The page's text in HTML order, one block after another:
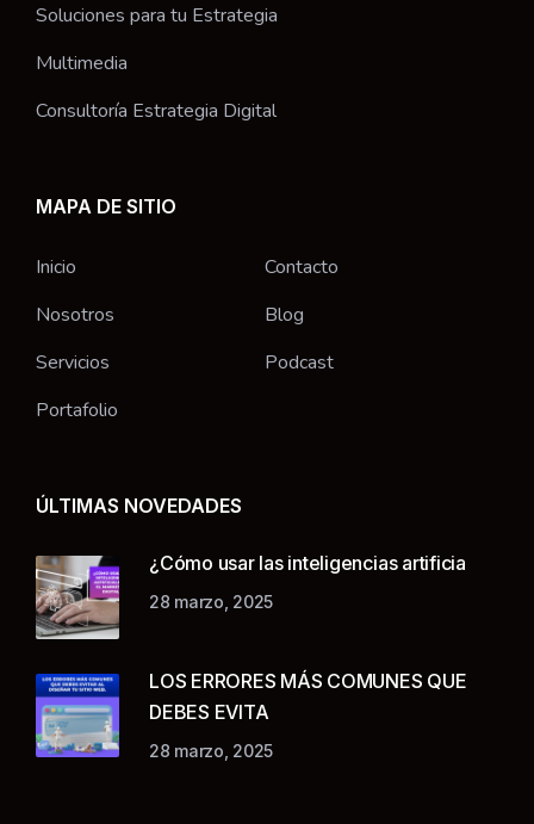
Soluciones para tu Estrategia
Multimedia
Consultoría Estrategia Digital
MAPA DE SITIO
Inicio
Nosotros
Servicios
Portafolio
Contacto
Blog
Podcast
ÚLTIMAS NOVEDADES
¿Cómo usar las inteligencias artificia
28 marzo, 2025
LOS ERRORES MÁS COMUNES QUE
DEBES EVITA
28 marzo, 2025